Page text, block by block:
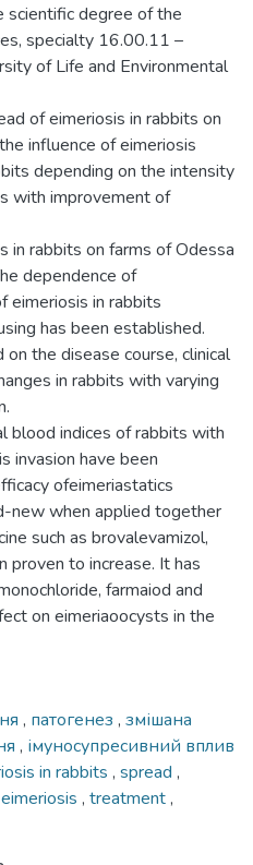
scientific degree of the
specialty 16.00.11 –
of Life and Environmental
of eimeriosis in rabbits on
influence of eimeriosis
depending on the intensity
with improvement of
in rabbits on farms of Odessa
dependence of
eimeriosis in rabbits
has been established.
the disease course, clinical
in rabbits with varying
blood indices of rabbits with
invasion have been
ofeimeriastatics
new when applied together
such as brovalevamizol,
proven to increase. It has
farmaiod and
on eimeriaoocysts in the
, патогенез , змішана
, імуносупресивний вплив
in rabbits , spread ,
, treatment,